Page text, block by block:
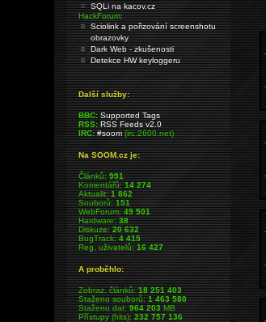
SQLi na kacov.cz
HackForum:
Sciolink a pořizování screenshotu
obrazovky
Dark Web - zkušenosti
Detekce HW keyloggeru
Další služby:
BBC: Supported Tags
RSS: RSS Feeds v2.0
IRC: #soom(irc.2600.net)
Na SOOM.cz je:
Článků:991
Komentářů:14 274
Aktualit:1 862
Souborů:151
WebForum:49 501
Hardware:38
Diskuze:20 632
BugTrack:4 415
Reg. uživatelů:16 427
A proběhlo:
Zobraz. článků:18 251 403
Staženo souborů:1 463 580
Staženo dat:964 203MB
Přístupy (hits):232 757 136